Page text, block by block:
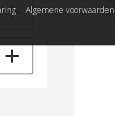
Algemene voorwaarden